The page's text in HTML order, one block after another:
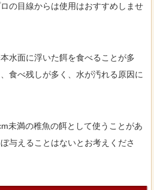
の目線からは使用はおすすめしませ
水面に浮いた餌を食べることが多
食べ残しが多く、水が汚れる原因に
未満の稚魚の餌として使うことがあ
与えることはないとお考えくださ